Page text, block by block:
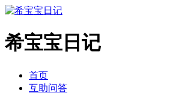
希宝宝日记
首页
互助问答